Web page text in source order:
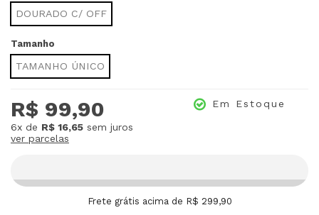
DOURADO C/ OFF
Tamanho
TAMANHO ÚNICO
R$ 99,90
6x de R$ 16,65 sem juros
ver parcelas
Em Estoque
Frete grátis acima de R$ 299,90